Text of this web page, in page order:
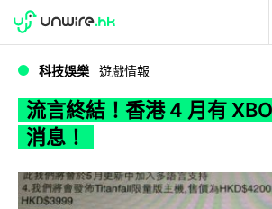
WWDC 2026
科技娛樂 遊戲情報
流言終結！香港 4 月有
消息！